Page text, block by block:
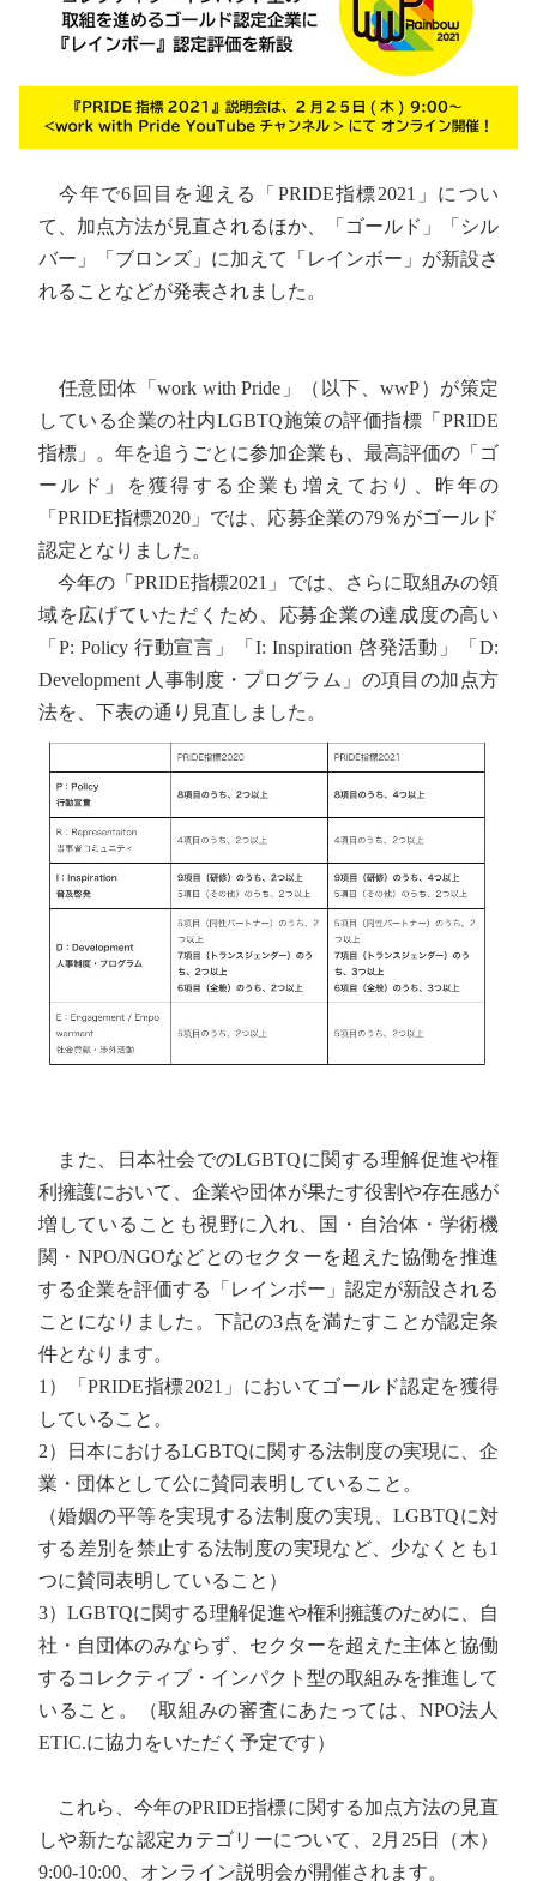
今年で6回目を迎える「PRIDE指標2021」につい
て、加点方法が見直されるほか、「ゴールド」「シル
バー」「ブロンズ」に加えて「レインボー」が新設さ
れることなどが発表されました。
任意団体「work with Pride」（以下、wwP）が策定
している企業の社内LGBTQ施策の評価指標「PRIDE
指標」。年を追うごとに参加企業も、最高評価の「ゴ
ールド」を獲得する企業も増えており、昨年の
「PRIDE指標2020」では、応募企業の79％がゴールド
認定となりました。
今年の「PRIDE指標2021」では、さらに取組みの領
域を広げていただくため、応募企業の達成度の高い
「P: Policy 行動宣言」「I: Inspiration 啓発活動」「D:
Development 人事制度・プログラム」の項目の加点方
法を、下表の通り見直しました。
また、日本社会でのLGBTQに関する理解促進や権
利擁護において、企業や団体が果たす役割や存在感が
増していることも視野に入れ、国・自治体・学術機
関・NPO/NGOなどとのセクターを超えた協働を推進
する企業を評価する「レインボー」認定が新設される
ことになりました。下記の3点を満たすことが認定条
件となります。
1）「PRIDE指標2021」においてゴールド認定を獲得
していること。
2）日本におけるLGBTQに関する法制度の実現に、企
業・団体として公に賛同表明していること。
（婚姻の平等を実現する法制度の実現、LGBTQに対
する差別を禁止する法制度の実現など、少なくとも1
つに賛同表明していること）
3）LGBTQに関する理解促進や権利擁護のために、自
社・自団体のみならず、セクターを超えた主体と協働
するコレクティブ・インパクト型の取組みを推進して
いること。（取組みの審査にあたっては、NPO法人
ETIC.に協力をいただく予定です）
これら、今年のPRIDE指標に関する加点方法の見直
しや新たな認定カテゴリーについて、2月25日（木）
9:00-10:00、オンライン説明会が開催されます。